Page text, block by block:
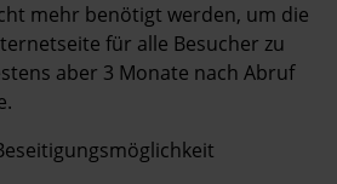
mehr benötigt werden, um die
für alle Besucher zu
aber 3 Monate nach Abruf